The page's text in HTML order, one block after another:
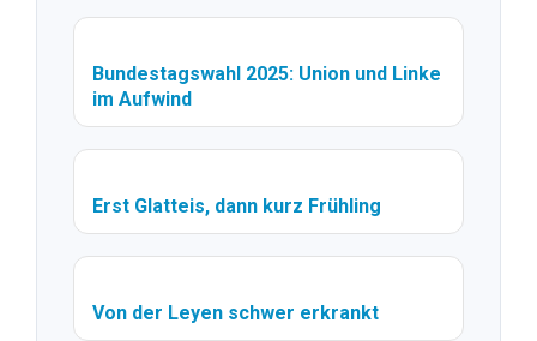
Bundestagswahl 2025: Union und Linke
im Aufwind
Erst Glatteis, dann kurz Frühling
Von der Leyen schwer erkrankt